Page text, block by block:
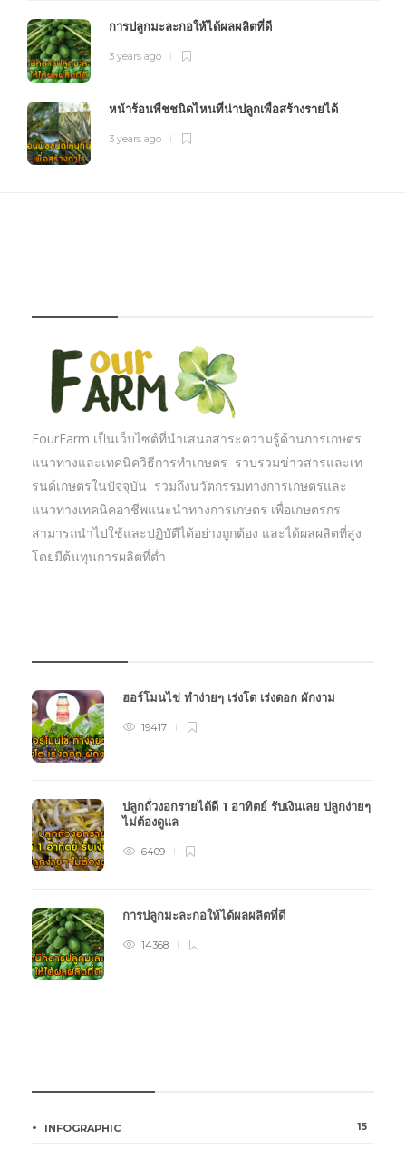
การปลูกมะละกอให้ได้ผลผลิตที่ดี
3 years ago
หน้าร้อนพืชชนิดไหนที่น่าปลูกเพื่อสร้างรายได้
3 years ago
FourFarm เป็นเว็บไซต์ที่นำเสนอสาระความรู้ด้านการเกษตร
แนวทางและเทคนิควิธีการทำเกษตร รวบรวมข่าวสารและเท
รนด์เกษตรในปัจจุบัน รวมถึงนวัตกรรมทางการเกษตรและ
แนวทางเทคนิคอาชีพแนะนำทางการเกษตร เพื่อเกษตรกร
สามารถนำไปใช้และปฏิบัตืได้อย่างถูกต้อง และได้ผลผลิตที่สูง
โดยมีต้นทุนการผลิตที่ต่ำ
ฮอร์โมนไข่ ทำง่ายๆ เร่งโต เร่งดอก ผักงาม
19417
ปลูกถั่วงอกรายได้ดี 1 อาทิตย์ รับเงินเลย ปลูกง่ายๆ
ไม่ต้องดูแล
6409
การปลูกมะละกอให้ได้ผลผลิตที่ดี
14368
INFOGRAPHIC 15